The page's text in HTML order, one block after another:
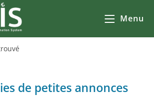
Menu
de petites annonces